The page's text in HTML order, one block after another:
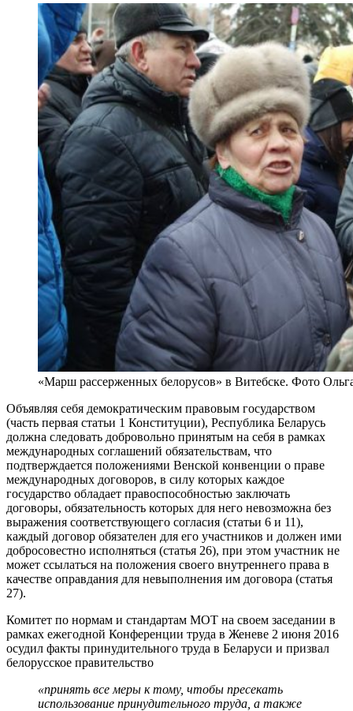
«Марш рассерженных белорусов» в Витебске. Фото
Объявляя себя демократическим правовым государством
(часть первая статьи 1 Конституции), Республика Беларусь
должна следовать добровольно принятым на себя в рамках
международных соглашений обязательствам, что
подтверждается положениями Венской конвенции о праве
международных договоров, в силу которых каждое
государство обладает правоспособностью заключать
договоры, обязательность которых для него невозможна без
выражения соответствующего согласия (статьи 6 и 11),
каждый договор обязателен для его участников и должен ими
добросовестно исполняться (статья 26), при этом участник не
может ссылаться на положения своего внутреннего права в
качестве оправдания для невыполнения им договора (статья
27).
Комитет по нормам и стандартам МОТ на своем заседании в
рамках ежегодной Конференции труда в Женеве 2 июня 2016
осудил факты принудительного труда в Беларуси и призвал
белорусское правительство
«принять все меры к тому, чтобы пресекать
использование принудительного труда, а также